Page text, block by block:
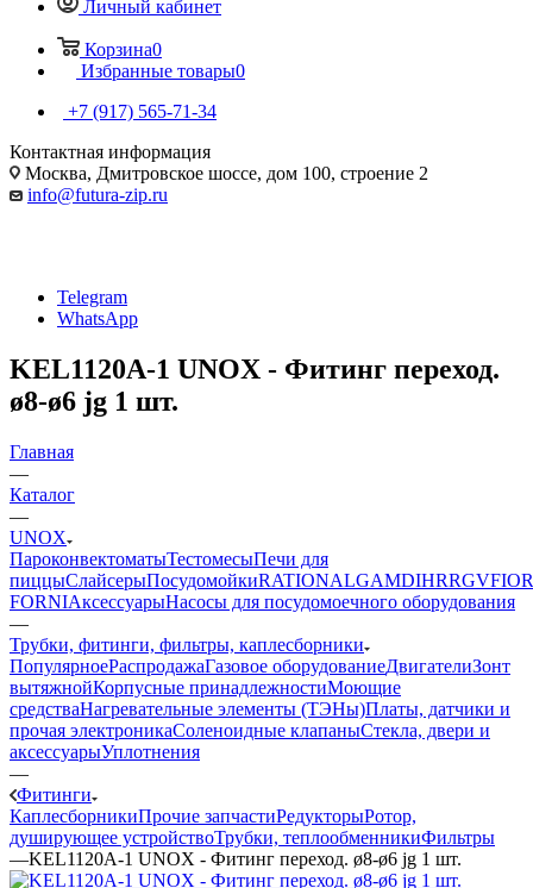
Личный кабинет
Корзина0
Избранные товары0
+7 (917) 565-71-34
Контактная информация
Москва, Дмитровское шоссе, дом 100, строение 2
info@futura-zip.ru
Telegram
WhatsApp
KEL1120A-1 UNOX - Фитинг переход.
ø8-ø6 jg 1 шт.
Главная
—
Каталог
—
UNOX
ПароконвектоматыТестомесыПечи для
пиццыСлайсерыПосудомойкиRATIONALGAMDIHRRGV
FORNIАксессуарыНасосы для посудомоечного оборудования
—
Трубки, фитинги, фильтры, каплесборники
ПопулярноеРаспродажаГазовое оборудованиеДвигателиЗонт
вытяжнойКорпусные принадлежностиМоющие
средстваНагревательные элементы (ТЭНы)Платы, датчики и
прочая электроникаСоленоидные клапаныСтекла, двери и
аксессуарыУплотнения
—
Фитинги
КаплесборникиПрочие запчастиРедукторыРотор,
душирующее устройствоТрубки, теплообменникиФильтры
—KEL1120A-1 UNOX - Фитинг переход. ø8-ø6 jg 1 шт.